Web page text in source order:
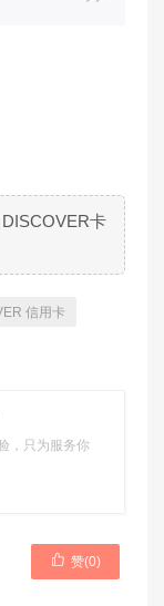
DISCOVER卡
信用卡
，只为服务你
 赞(0)